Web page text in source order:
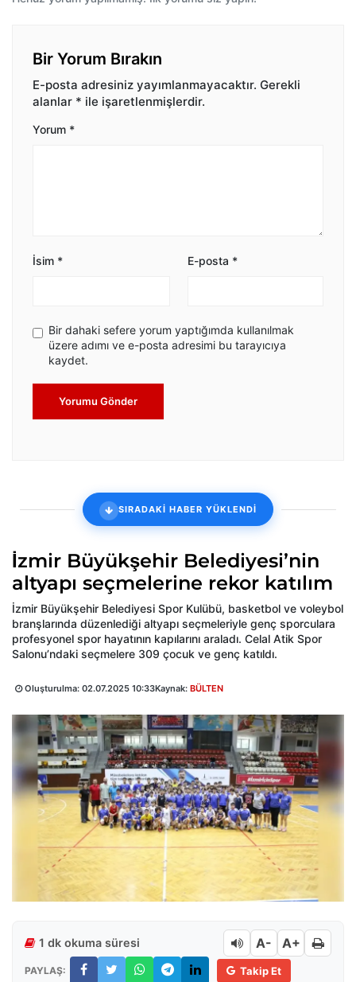
Bir Yorum Bırakın
E-posta adresiniz yayımlanmayacaktır. Gerekli
alanlar * ile işaretlenmişlerdir.
Yorum *
İsim * E-posta *
Bir dahaki sefere yorum yaptığımda kullanılmak
üzere adımı ve e-posta adresimi bu tarayıcıya
kaydet.
Yorumu Gönder
SIRADAKİ HABER YÜKLENDİ
İzmir Büyükşehir Belediyesi’nin
altyapı seçmelerine rekor katılım
İzmir Büyükşehir Belediyesi Spor Kulübü, basketbol ve voleybol
branşlarında düzenlediği altyapı seçmeleriyle genç sporculara
profesyonel spor hayatının kapılarını araladı. Celal Atik Spor
Salonu’ndaki seçmelere 309 çocuk ve genç katıldı.
Oluşturulma: 02.07.2025 10:33Kaynak: BÜLTEN
1 dk okuma süresi A- A+
PAYLAŞ: Takip Et